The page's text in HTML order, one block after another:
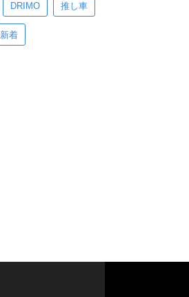
DRIMO 推し車
新着